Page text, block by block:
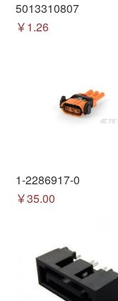
5013310807
￥1.26
1-2286917-0
￥35.00